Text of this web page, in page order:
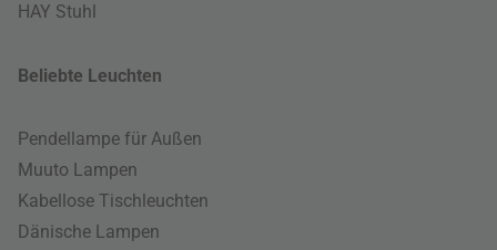
HAY Stuhl
Beliebte Leuchten
Pendellampe für Außen
Muuto Lampen
Kabellose Tischleuchten
Dänische Lampen